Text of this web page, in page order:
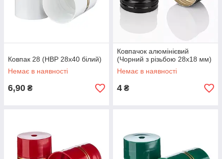
Ковпак 28 (НВР 28х40 білий)
Немає в наявності
6,90 ₴
Ковпачок алюмінієвий
(Чорний з різьбою 28х18 мм)
Немає в наявності
4 ₴